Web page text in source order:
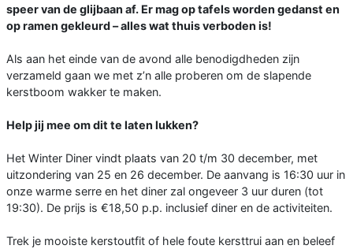
speer van de glijbaan af. Er mag op tafels worden gedanst en
op ramen gekleurd – alles wat thuis verboden is!
Als aan het einde van de avond alle benodigdheden zijn
verzameld gaan we met z’n alle proberen om de slapende
kerstboom wakker te maken.
Help jij mee om dit te laten lukken?
Het Winter Diner vindt plaats van 20 t/m 30 december, met
uitzondering van 25 en 26 december. De aanvang is 16:30 uur in
onze warme serre en het diner zal ongeveer 3 uur duren (tot
19:30). De prijs is €18,50 p.p. inclusief diner en de activiteiten.
Trek je mooiste kerstoutfit of hele foute kersttrui aan en beleef